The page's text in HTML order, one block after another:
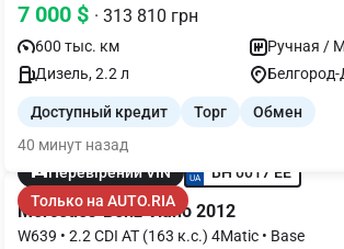
7 000 $ · 313 810 грн
600 тыс. км
Ручная /
Дизель, 2.2 л
Доступный кредит Торг
Обмен
40 минут назад
Перевірений VIN
BH 0017 EE
Только на AUTO.RIA
Mercedes-Benz Viano 2012
W639 • 2.2 CDI AT (163 к.с.) 4Matic • Base